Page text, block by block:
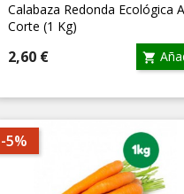
Calabaza Redonda Ecológica
Corte (1 Kg)
Precio
2,60 € 
Vista rápida
-5%